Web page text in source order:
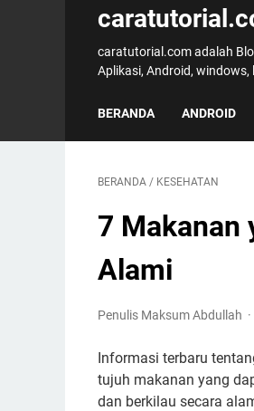
caratutorial.com adalah
Aplikasi, Android,
BERANDA ANDROID
BERANDA / KESEHATAN
7 Makanan
Alami
Penulis Maksum Abdullah
Informasi terbaru
tujuh makanan yang
dan berkilau secara